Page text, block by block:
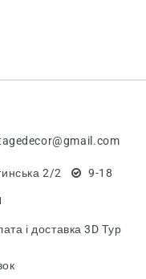
2/2 9-18
і доставка 3D Тур